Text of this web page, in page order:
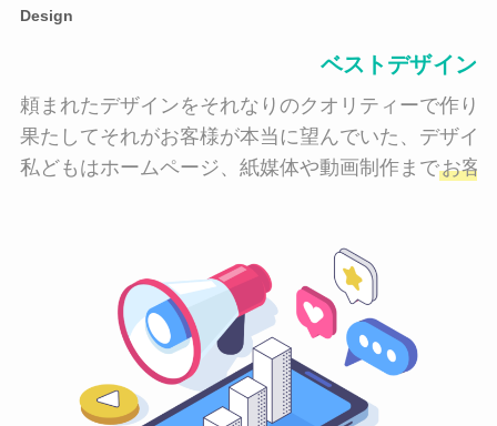
Design
ベストデザイン
頼まれたデザインをそれなりのクオリティーで作り
果たしてそれがお客様が本当に望んでいた、デザイ
私どもはホームページ、紙媒体や動画制作までお客